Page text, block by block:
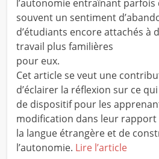
l’autonomie entraînant
souvent un sentiment
d’étudiants encore attachés à
travail plus familières
pour eux.
Cet article se veut une
d’éclairer la réflexion sur ce
de dispositif pour les
modification dans leur rapport
la langue étrangère et de
l’autonomie. Lire l’article